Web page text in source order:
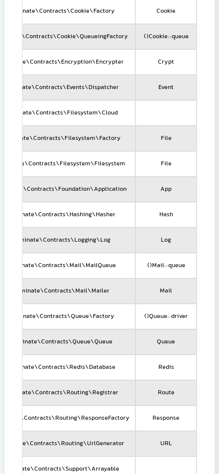
Cookie
Illuminate\Contracts\Cookie\Factory
Cookie::queue()
Crypt
Event
Illuminate\Contracts\Events\Dispatcher
Illuminate\Contracts\Filesystem\Cloud
File
Illuminate\Contracts\Filesystem\Factory
File
App
Hash
Illuminate\Contracts\Hashing\Hasher
Log
Illuminate\Contracts\Logging\Log
Mail::queue()
Illuminate\Contracts\Mail\MailQueue
Mail
Illuminate\Contracts\Mail\Mailer
Queue::driver()
Illuminate\Contracts\Queue\Factory
Queue
Illuminate\Contracts\Queue\Queue
Redis
Illuminate\Contracts\Redis\Database
Route
Illuminate\Contracts\Routing\Registrar
Response
URL
Illuminate\Contracts\Support\Arrayable